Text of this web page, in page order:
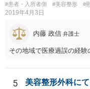
#患者・入所者側 #美容整形 #
2019年4月3日
内藤 政信 弁護士
その地域で医療過誤の経
5
美容整形外科に